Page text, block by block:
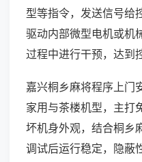
型等指令，发送信号给
驱动内部微型电机或机
过程中进行干预，达到
嘉兴桐乡麻将程序上门
家用与茶楼机型，主打
坏机身外观，结合桐乡
调试后运行稳定，隐蔽